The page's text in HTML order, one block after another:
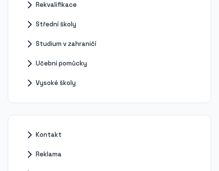
Rekvalifikace
Střední školy
Studium v zahraničí
Učební pomůcky
Vysoké školy
Kontakt
Reklama